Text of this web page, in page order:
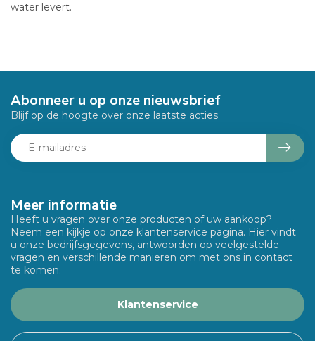
water levert.
Meer informatie
Heeft u vragen over onze producten of uw aankoop?
Neem een kijkje op onze klantenservice pagina. Hier vindt
u onze bedrijfsgegevens, antwoorden op veelgestelde
vragen en verschillende manieren om met ons in contact
te komen.
Klantenservice
Abonneer u op onze nieuwsbrief
Blijf op de hoogte over onze laatste acties